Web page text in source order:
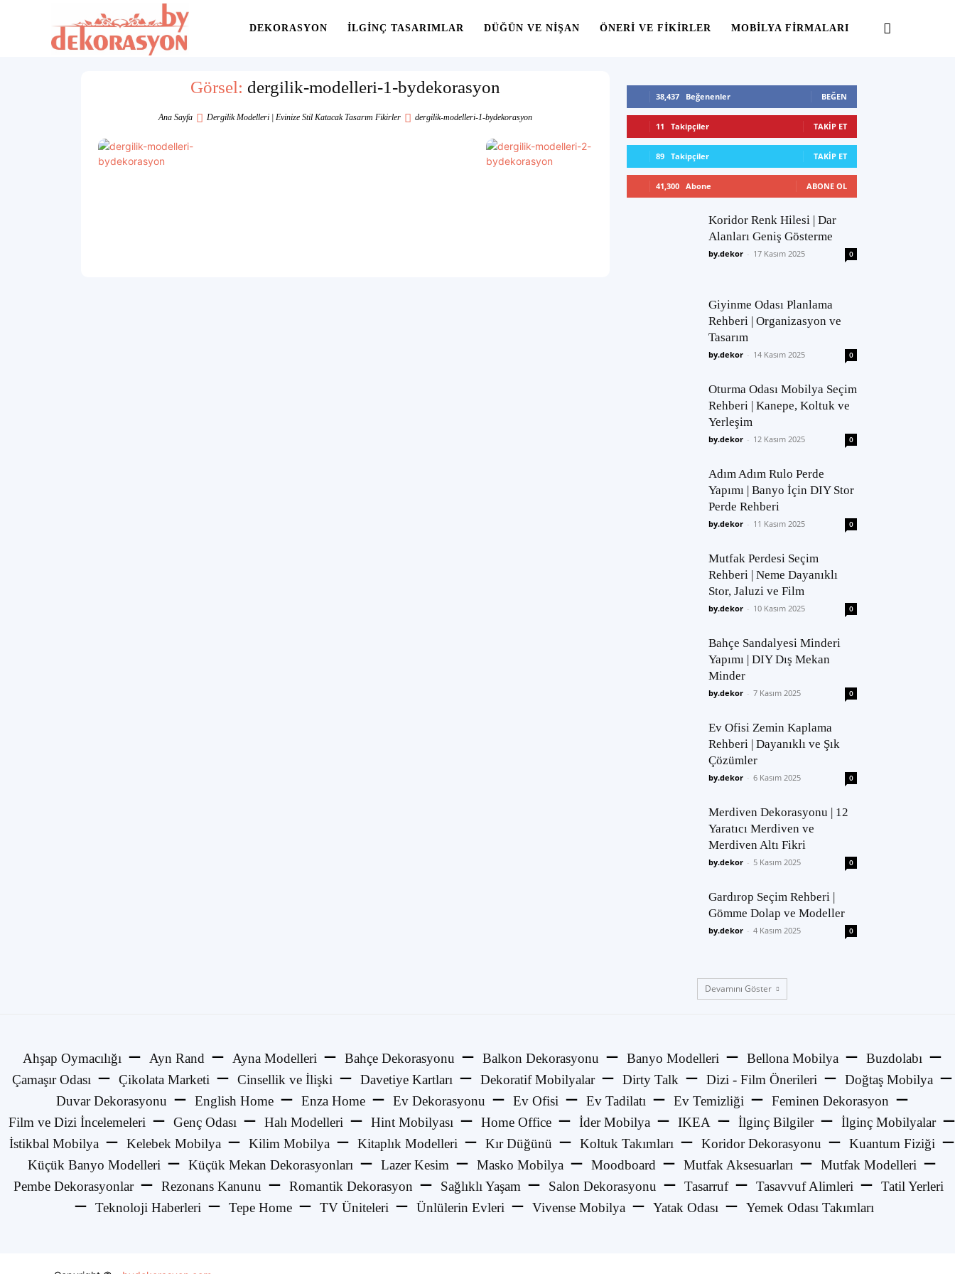
Alanınıza
İlham
DEKORASYON İLGINÇ TASARIMLAR DÜĞÜN VE NIŞAN ÖNERI VE FIKIRLER MOBILYA FIRMALARI
Görsel: dergilik-modelleri-1-bydekorasyon
Ana Sayfa Dergilik Modelleri | Evinize Stil Katacak Tasarım Fikirler dergilik-modelleri-1-bydekorasyon
38,437 Beğenenler BEĞEN
11 Takipçiler TAKIP ET
89 Takipçiler TAKIP ET
41,300 Abone ABONE OL
Koridor Renk Hilesi | Dar
Alanları Geniş Gösterme
by.dekor - 17 Kasım 2025 0
Giyinme Odası Planlama
Rehberi | Organizasyon ve
Tasarım
by.dekor - 14 Kasım 2025 0
Oturma Odası Mobilya Seçim
Rehberi | Kanepe, Koltuk ve
Yerleşim
by.dekor - 12 Kasım 2025 0
Adım Adım Rulo Perde
Yapımı | Banyo İçin DIY Stor
Perde Rehberi
by.dekor - 11 Kasım 2025 0
Mutfak Perdesi Seçim
Rehberi | Neme Dayanıklı
Stor, Jaluzi ve Film
by.dekor - 10 Kasım 2025 0
Bahçe Sandalyesi Minderi
Yapımı | DIY Dış Mekan
Minder
by.dekor - 7 Kasım 2025 0
Ev Ofisi Zemin Kaplama
Rehberi | Dayanıklı ve Şık
Çözümler
by.dekor - 6 Kasım 2025 0
Merdiven Dekorasyonu | 12
Yaratıcı Merdiven ve
Merdiven Altı Fikri
by.dekor - 5 Kasım 2025 0
Gardırop Seçim Rehberi |
Gömme Dolap ve Modeller
by.dekor - 4 Kasım 2025 0
Devamını Göster
Ahşap Oymacılığı Ayn Rand Ayna Modelleri Bahçe Dekorasyonu Balkon Dekorasyonu Banyo Modelleri Bellona Mobilya
Buzdolabı
Çamaşır Odası
Çikolata Marketi Cinsellik ve İlişki Davetiye Kartları Dekoratif Mobilyalar Dirty Talk Dizi - Film Önerileri
Doğtaş Mobilya
Duvar Dekorasyonu
English Home Enza Home Ev Dekorasyonu Ev Ofisi Ev Tadilatı Ev Temizliği
Feminen Dekorasyon
Film ve Dizi İncelemeleri
Genç Odası Halı Modelleri Hint Mobilyası Home Office İder Mobilya IKEA İlginç Bilgiler
İlginç Mobilyalar
İstikbal Mobilya
Kelebek Mobilya Kilim Mobilya Kitaplık Modelleri Kır Düğünü Koltuk Takımları Koridor Dekorasyonu
Kuantum Fiziği
Küçük Banyo Modelleri
Küçük Mekan Dekorasyonları Lazer Kesim Masko Mobilya Moodboard Mutfak Aksesuarları
Mutfak Modelleri
Pembe Dekorasyonlar
Rezonans Kanunu Romantik Dekorasyon Sağlıklı Yaşam Salon Dekorasyonu Tasarruf Tasavvuf Alimleri
Tatil Yerleri
Teknoloji Haberleri
Tepe Home TV Üniteleri Ünlülerin Evleri Vivense Mobilya Yatak Odası Yemek Odası Takımları